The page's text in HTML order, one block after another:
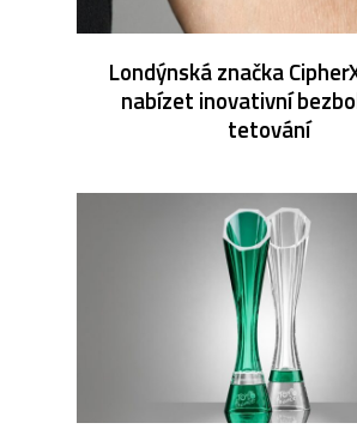
Londýnská značka
nabízet inovativní
tetování